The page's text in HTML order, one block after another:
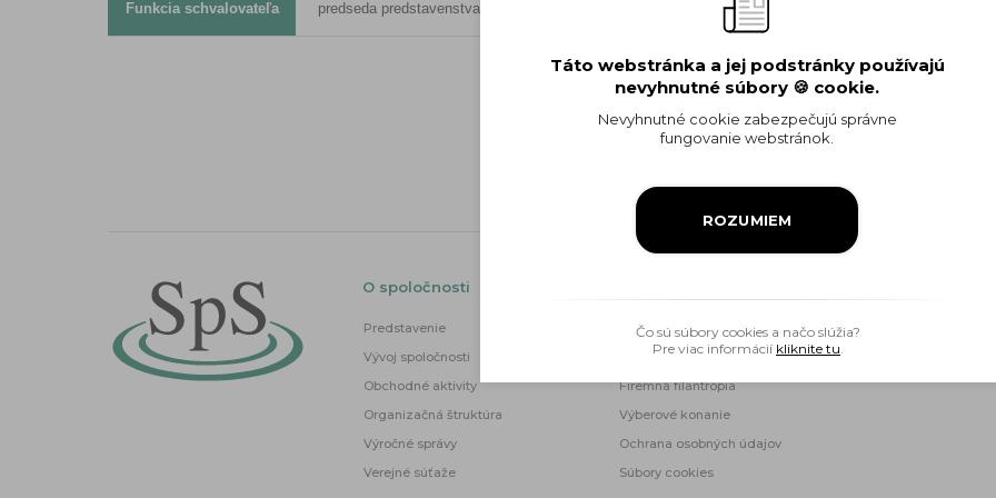
Táto webstránka a jej podstránky používajú
nevyhnutné súbory 🍪 cookie.
Nevyhnutné cookie zabezpečujú správne
fungovanie webstránok.
ROZUMIEM
Čo sú súbory cookies a načo slúžia?
Pre viac informácií kliknite tu.
Funkcia schvalovateľa predseda predstavenstva a riaditeľ
< Späť na
O spoločnosti
Predstavenie
Vývoj spoločnosti
Obchodné aktivity
Organizačná štruktúra
Výročné správy
Verejné súťaže
Informácia pre verejnosť
Objednávky a faktúry
Firemná filantropia
Výberové konanie
Ochrana osobných údajov
Súbory cookies